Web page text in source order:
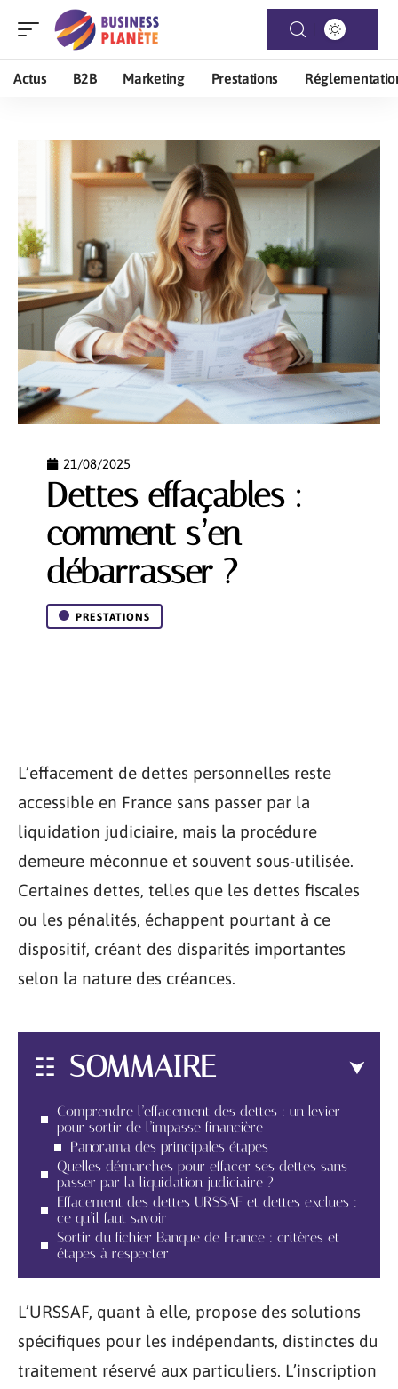
Actus B2B Marketing Prestations
21/08/2025
Dettes effaçables :
comment s’en
débarrasser ?
PRESTATIONS
L’effacement de dettes personnelles reste
accessible en France sans passer par la
liquidation judiciaire, mais la procédure
demeure méconnue et souvent sous-utilisée.
Certaines dettes, telles que les dettes fiscales
ou les pénalités, échappent pourtant à ce
dispositif, créant des disparités importantes
selon la nature des créances.
SOMMAIRE
Comprendre l’effacement des dettes : un levier
pour sortir de l’impasse financière
Panorama des principales étapes
Quelles démarches pour effacer ses dettes sans
passer par la liquidation judiciaire ?
Effacement des dettes URSSAF et dettes exclues :
ce qu’il faut savoir
Sortir du fichier Banque de France : critères et
étapes à respecter
L’URSSAF, quant à elle, propose des solutions
spécifiques pour les indépendants, distinctes du
traitement réservé aux particuliers. L’inscription